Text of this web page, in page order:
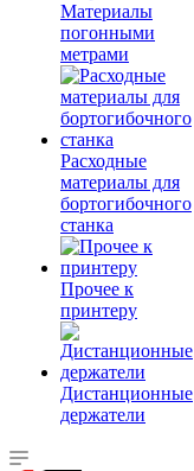
Материалы
погонными
метрами
Расходные
материалы для
бортогибочного
станка
Прочее к
принтеру
Дистанционные
держатели